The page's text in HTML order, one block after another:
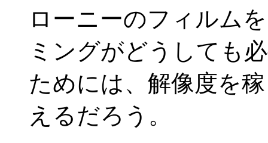
ローニーのフィルム
ミングがどうしても
ためには、解像度を
えるだろう。